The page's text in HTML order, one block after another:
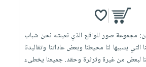
مجموعة صور للواقع الذي نعيشه نحن شباب
يسببها لنا محيطنا وبعض عاداتنا وتقاليدنا
لبعض من غيرة وثرثرة وحقد. جميعنا يخطىء